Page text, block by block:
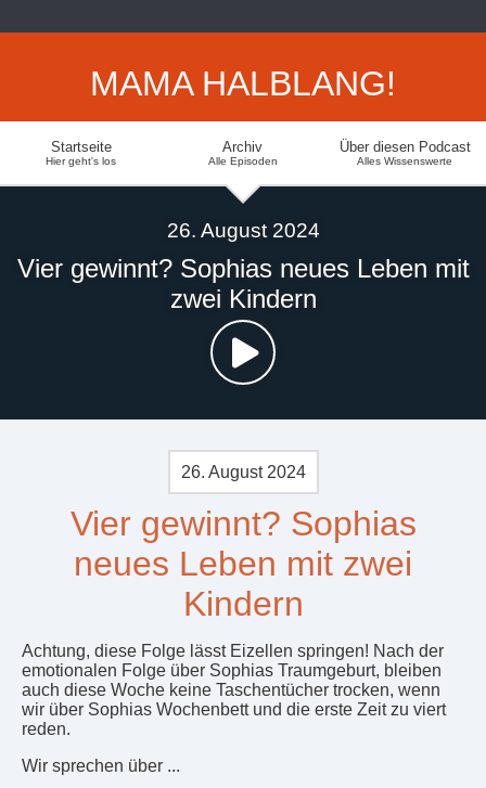
MAMA HALBLANG!
Startseite
Hier geht's los
Archiv
Alle Episoden
Über diesen Podcast
Alles Wissenswerte
26. August 2024
Vier gewinnt? Sophias neues Leben mit
zwei Kindern
26. August 2024
Vier gewinnt? Sophias
neues Leben mit zwei
Kindern
Achtung, diese Folge lässt Eizellen springen! Nach der
emotionalen Folge über Sophias Traumgeburt, bleiben
auch diese Woche keine Taschentücher trocken, wenn
wir über Sophias Wochenbett und die erste Zeit zu viert
reden.
Wir sprechen über ...